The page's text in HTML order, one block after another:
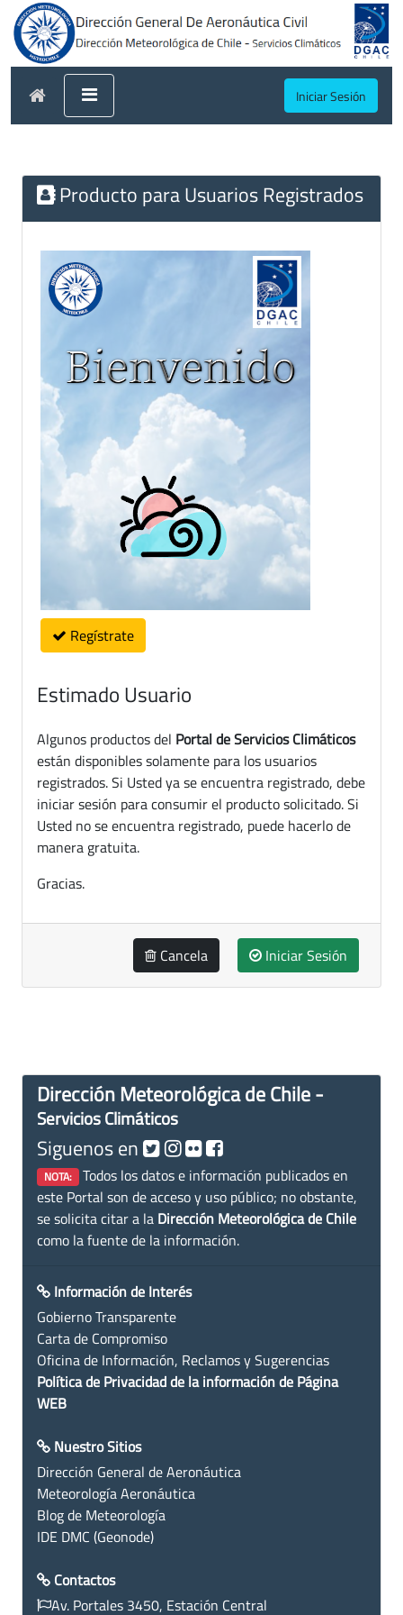
Iniciar Sesión
Producto para Usuarios Registrados
Regístrate
Estimado Usuario
Algunos productos del Portal de Servicios Climáticos
están disponibles solamente para los usuarios
registrados. Si Usted ya se encuentra registrado, debe
iniciar sesión para consumir el producto solicitado. Si
Usted no se encuentra registrado, puede hacerlo de
manera gratuita.
Gracias.
Cancela Iniciar Sesión
Dirección Meteorológica de Chile -
Servicios Climáticos
Siguenos en
NOTA: Todos los datos e información publicados en
este Portal son de acceso y uso público; no obstante,
se solicita citar a la Dirección Meteorológica de Chile
como la fuente de la información.
Información de Interés
Gobierno Transparente
Carta de Compromiso
Oficina de Información, Reclamos y Sugerencias
Política de Privacidad de la información de Página
WEB
Nuestro Sitios
Dirección General de Aeronáutica
Meteorología Aeronáutica
Blog de Meteorología
IDE DMC (Geonode)
Contactos
Av. Portales 3450, Estación Central